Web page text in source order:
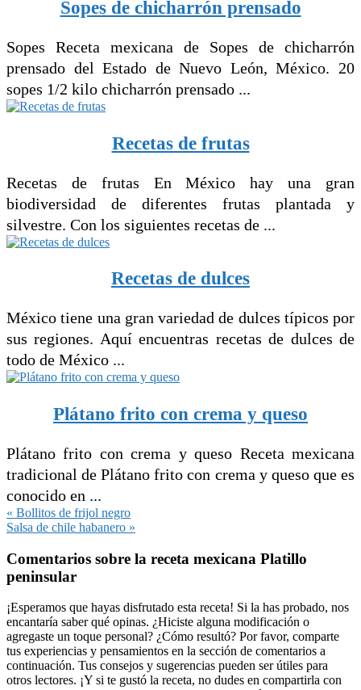
Sopes de chicharrón prensado
Sopes Receta mexicana de Sopes de chicharrón
prensado del Estado de Nuevo León, México. 20
sopes 1/2 kilo chicharrón prensado ...
Recetas de frutas
Recetas de frutas En México hay una gran
biodiversidad de diferentes frutas plantada y
silvestre. Con los siguientes recetas de ...
Recetas de dulces
México tiene una gran variedad de dulces típicos por
sus regiones. Aquí encuentras recetas de dulces de
todo de México ...
Plátano frito con crema y queso
Plátano frito con crema y queso Receta mexicana
tradicional de Plátano frito con crema y queso que es
conocido en ...
Entrada
anterior:
« Bollitos de frijol negro
Siguiente
Salsa de chile habanero »
con
los
lectores
Comentarios sobre la receta mexicana Platillo
peninsular
¡Esperamos que hayas disfrutado esta receta! Si la has probado, nos
encantaría saber qué opinas. ¿Hiciste alguna modificación o
agregaste un toque personal? ¿Cómo resultó? Por favor, comparte
tus experiencias y pensamientos en la sección de comentarios a
continuación. Tus consejos y sugerencias pueden ser útiles para
otros lectores. ¡Y si te gustó la receta, no dudes en compartirla con